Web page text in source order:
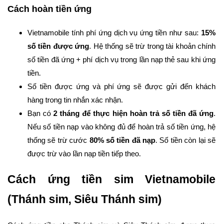
Cách hoàn tiền ứng
Vietnamobile tính phí ứng dịch vụ ứng tiền như sau: 15%
số tiền được ứng. Hệ thống sẽ trừ trong tài khoản chính
số tiền đã ứng + phí dịch vụ trong lần nạp thẻ sau khi ứng
tiền.
Số tiền được ứng và phí ứng sẽ được gửi đến khách
hàng trong tin nhắn xác nhận.
Bạn có2 tháng để thực hiện hoàn trả số tiền đã ứng.
Nếu số tiền nạp vào không đủ để hoàn trả số tiền ứng, hệ
thống sẽ trừ cước 80% số tiền đã nạp. Số tiền còn lại sẽ
được trừ vào lần nạp tiền tiếp theo.
Cách ứng tiền sim Vietnamobile
(Thánh sim, Siêu Thánh sim)